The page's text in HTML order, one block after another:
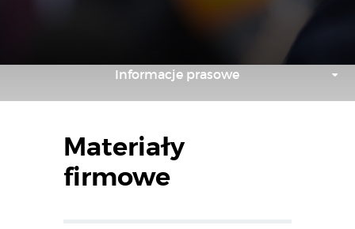
Informacje prasowe
Materiały do pobrania
Materiały
firmowe